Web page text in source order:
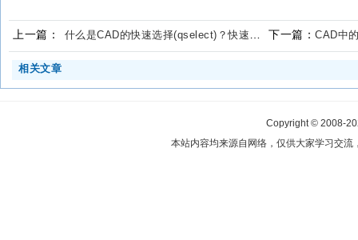
上一篇： 什么是CAD的快速选择(qselect)？快速选择怎么用 下一篇： CAD中
相关文章
Copyright © 2008-
本站内容均来源自网络，仅供大家学习交